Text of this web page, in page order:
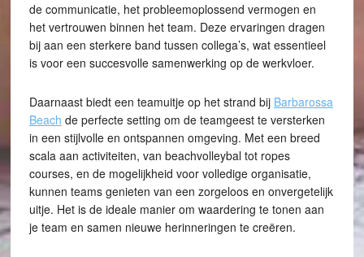
de communicatie, het probleemoplossend vermogen en
het vertrouwen binnen het team. Deze ervaringen dragen
bij aan een sterkere band tussen collega’s, wat essentieel
is voor een succesvolle samenwerking op de werkvloer.
Daarnaast biedt een teamuitje op het strand bij Barbarossa
Beach de perfecte setting om de teamgeest te versterken
in een stijlvolle en ontspannen omgeving. Met een breed
scala aan activiteiten, van beachvolleybal tot ropes
courses, en de mogelijkheid voor volledige organisatie,
kunnen teams genieten van een zorgeloos en onvergetelijk
uitje. Het is de ideale manier om waardering te tonen aan
je team en samen nieuwe herinneringen te creëren.